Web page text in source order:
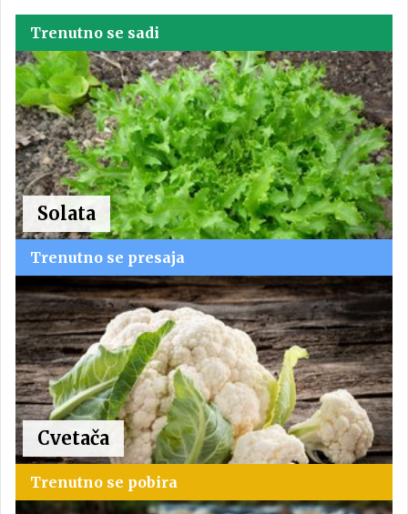
Trenutno se sadi
Solata
Trenutno se presaja
Cvetača
Trenutno se pobira